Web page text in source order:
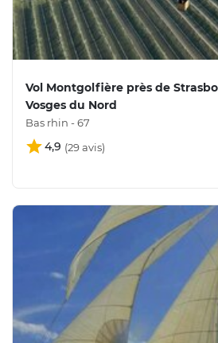
Vol Montgolfière près de
Vosges du Nord
Bas rhin - 67
4,9